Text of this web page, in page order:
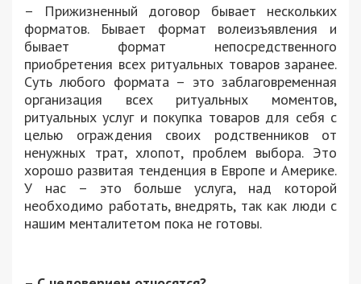
– Прижизненный договор бывает нескольких
форматов. Бывает формат волеизъявления и
бывает формат непосредственного
приобретения всех ритуальных товаров заранее.
Суть любого формата – это заблаговременная
организация всех ритуальных моментов,
ритуальных услуг и покупка товаров для себя с
целью ограждения своих родственников от
ненужных трат, хлопот, проблем выбора. Это
хорошо развитая тенденция в Европе и Америке.
У нас – это больше услуга, над которой
необходимо работать, внедрять, так как люди с
нашим менталитетом пока не готовы.